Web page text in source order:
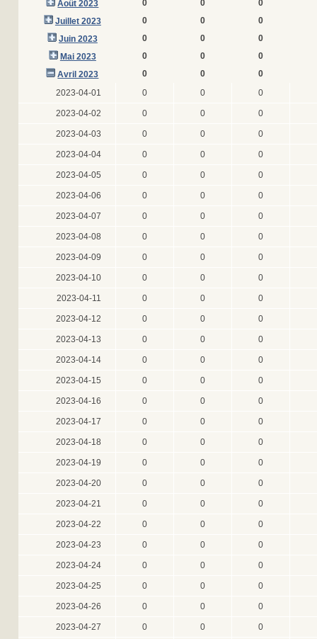
Août 2023
0 0
0
Juillet 2023
0 0
0
Juin 2023
0 0
0
Mai 2023
0 0
0
Avril 2023
0 0
0
2023-04-01
0 0 0
2023-04-02 0 0 0
2023-04-03 0 0 0
2023-04-04 0 0 0
2023-04-05 0 0 0
2023-04-06 0 0 0
2023-04-07 0 0 0
2023-04-08 0 0 0
2023-04-09 0 0 0
2023-04-10 0 0 0
2023-04-11 0 0 0
2023-04-12 0 0 0
2023-04-13 0 0 0
2023-04-14 0 0 0
2023-04-15 0 0 0
2023-04-16 0 0 0
2023-04-17 0 0 0
2023-04-18 0 0 0
2023-04-19 0 0 0
2023-04-20 0 0 0
2023-04-21 0 0 0
2023-04-22 0 0 0
2023-04-23 0 0 0
2023-04-24 0 0 0
2023-04-25 0 0 0
2023-04-26 0 0 0
2023-04-27 0 0 0